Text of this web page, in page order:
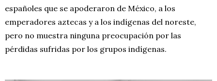
españoles que se apoderaron de México, a los
emperadores aztecas y a los indígenas del noreste,
pero no muestra ninguna preocupación por las
pérdidas sufridas por los grupos indígenas.